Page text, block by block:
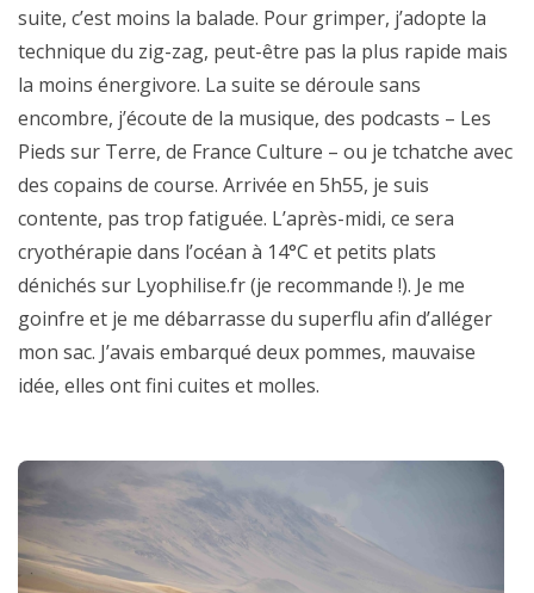
suite, c’est moins la balade. Pour grimper, j’adopte la
technique du zig-zag, peut-être pas la plus rapide mais
la moins énergivore. La suite se déroule sans
encombre, j’écoute de la musique, des podcasts – Les
Pieds sur Terre, de France Culture – ou je tchatche avec
des copains de course. Arrivée en 5h55, je suis
contente, pas trop fatiguée. L’après-midi, ce sera
cryothérapie dans l’océan à 14°C et petits plats
dénichés sur Lyophilise.fr (je recommande !). Je me
goinfre et je me débarrasse du superflu afin d’alléger
mon sac. J’avais embarqué deux pommes, mauvaise
idée, elles ont fini cuites et molles.